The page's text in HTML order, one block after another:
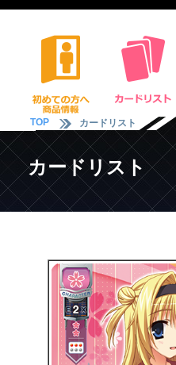
TOP カードリスト
カードリスト